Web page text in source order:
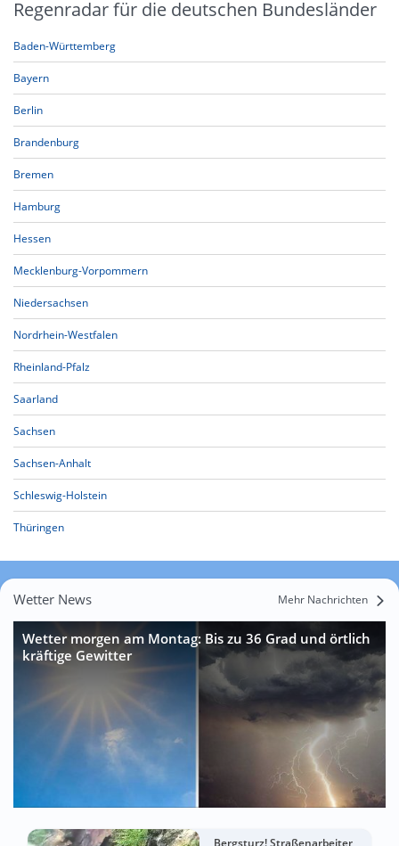
Regenradar für die deutschen Bundesländer
Baden-Württemberg
Bayern
Berlin
Brandenburg
Bremen
Hamburg
Hessen
Mecklenburg-Vorpommern
Niedersachsen
Nordrhein-Westfalen
Rheinland-Pfalz
Saarland
Sachsen
Sachsen-Anhalt
Schleswig-Holstein
Thüringen
Wetter News Mehr Nachrichten
Wetter morgen am Montag: Bis zu 36 Grad und örtlich
kräftige Gewitter